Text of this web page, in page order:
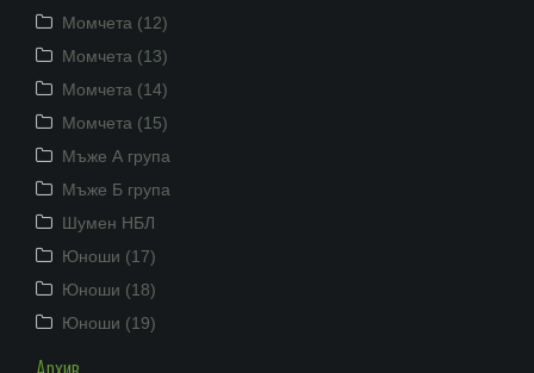
Момчета (12)
Момчета (13)
Момчета (14)
Момчета (15)
Мъже А група
Мъже Б група
Шумен НБЛ
Юноши (17)
Юноши (18)
Юноши (19)